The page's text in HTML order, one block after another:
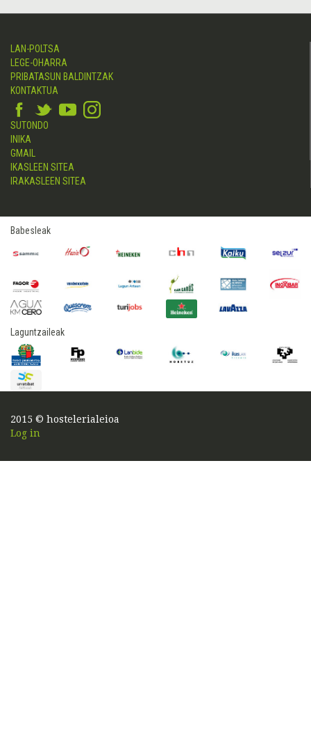
LAN-POLTSA
LEGE-OHARRA
PRIBATASUN BALDINTZAK
KONTAKTUA
SUTONDO
INIKA
GMAIL
IKASLEEN SITEA
IRAKASLEEN SITEA
Babesleak
Laguntzaileak
2015 © hostelerialeioa
Log in